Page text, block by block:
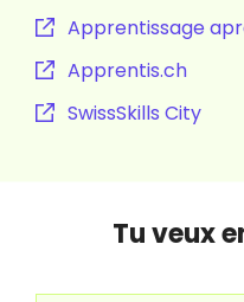
Apprentissage
Apprentis.ch
SwissSkills City
Tu veux